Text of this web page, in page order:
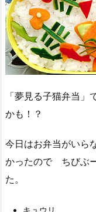
「夢見る子猫弁当
かも！？
今日はお弁当がいら
かったので ちびぶ
た。